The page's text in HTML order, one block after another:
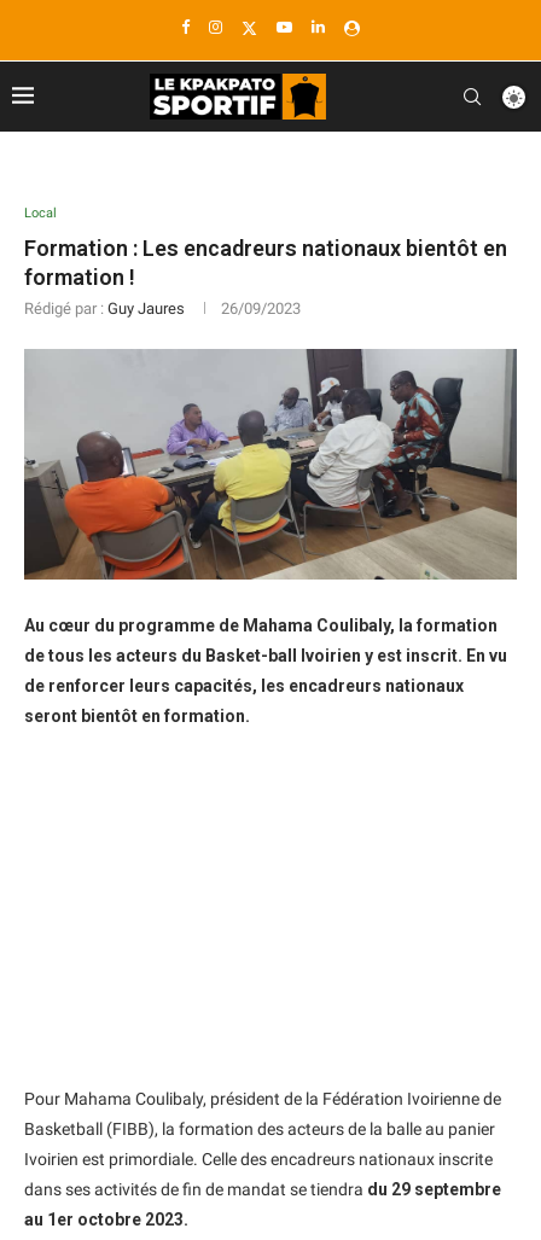
Local
Formation : Les encadreurs nationaux bientôt en
formation !
Rédigé par : Guy Jaures 26/09/2023
Au cœur du programme de Mahama Coulibaly, la formation
de tous les acteurs du Basket-ball Ivoirien y est inscrit. En vu
de renforcer leurs capacités, les encadreurs nationaux
seront bientôt en formation.
Pour Mahama Coulibaly, président de la Fédération Ivoirienne de
Basketball (FIBB), la formation des acteurs de la balle au panier
Ivoirien est primordiale. Celle des encadreurs nationaux inscrite
dans ses activités de fin de mandat se tiendra du 29 septembre
au 1er octobre 2023.